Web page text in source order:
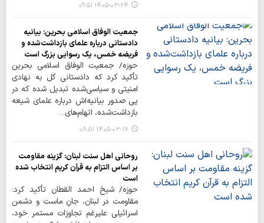
۱۴۰۵-۰۳-۲۴ ۰۹:۵۱
جمعیت الوفاق اسلامی بحرین: بیانیه
دادستانی درباره علمای بازداشت‌شده و
فریضه خمس، یک رسوایی بزرگ است
حوزه/ جمعیت الوفاق اسلامی بحرین
تأکید کرد که دادستانی کل به نهادی
امنیتی و سیاسی‌شده تبدیل شده که در
پی صدور بیانیه‌اش درباره علمای شیعه
بازداشت‌شده، اتهام‌های…
۱۴۰۵-۰۳-۱۷ ۰۸:۵۱
روحانی اهل سنت لبنان: گزینه مقاومت
بر اساس التزام به قرآن کریم انتخاب شده
است
حوزه/ شیخ احمد القطان تأکید کرد:
مقاومت در لبنان، جانِ ماست و دشمن
اسرائیلی علیرغم تجاوزات مستمر خود،